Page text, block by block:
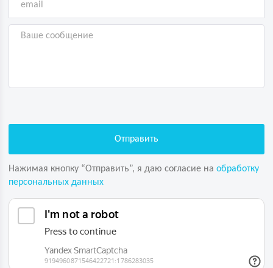
Нажимая кнопку “Отправить”, я даю согласие на обработку
персональных данных